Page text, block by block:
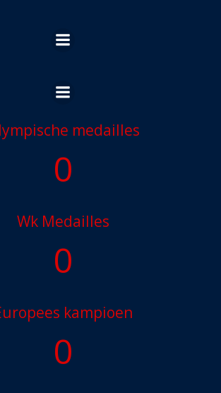
de
medailles
0
Wk Medailles
0
kampioen
0